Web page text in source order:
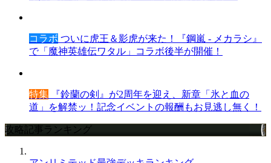
コラボ ついに虎王＆影虎が来た！『鋼嵐 - メカラシ』
で「魔神英雄伝ワタル」コラボ後半が開催！
特集 『鈴蘭の剣』が2周年を迎え、新章「氷と血の
道」を解禁ッ！記念イベントの報酬もお見逃し無く！
攻略記事ランキング